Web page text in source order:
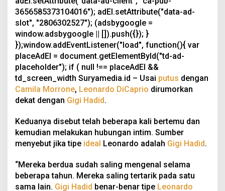
3656585373104016"); adEl.setAttribute("data-ad-
slot", "2806302527"); (adsbygoogle =
window.adsbygoogle || []).push({}); }
});window.addEventListener("load", function(){ var
placeAdEl = document.getElementById("td-ad-
placeholder"); if ( null !== placeAdEl &&
td_screen_width Suryamedia.id – Usai putus dengan
Camila Morrone, Leonardo DiCaprio dirumorkan
dekat dengan Gigi Hadid.
Keduanya disebut telah beberapa kali bertemu dan
kemudian melakukan hubungan intim. Sumber
menyebut jika tipe ideal Leonardo adalah Gigi Hadid.
“Mereka berdua sudah saling mengenal selama
beberapa tahun. Mereka saling tertarik pada satu
sama lain. Gigi Hadid benar-benar tipe Leonardo